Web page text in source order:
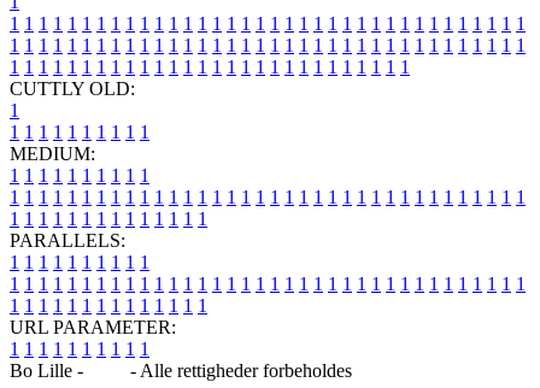
1 1 1 1 1 1 1 1 1 1 1 1 1 1 1 1 1 1 1 1 1 1 1 1 1 1 1 1 1 1 1 1 1 1 1 1
1 1 1 1 1 1 1 1 1 1 1 1 1 1 1 1 1 1 1 1 1 1 1 1 1 1 1 1 1 1 1 1 1 1 1 1
1 1 1 1 1 1 1 1 1 1 1 1 1 1 1 1 1 1 1 1 1 1 1 1 1 1 1 1
CUTTLY OLD:
1
1 1 1 1 1 1 1 1 1 1
MEDIUM:
1 1 1 1 1 1 1 1 1 1
1 1 1 1 1 1 1 1 1 1 1 1 1 1 1 1 1 1 1 1 1 1 1 1 1 1 1 1 1 1 1 1 1 1 1 1
1 1 1 1 1 1 1 1 1 1 1 1 1 1
PARALLELS:
1 1 1 1 1 1 1 1 1 1
1 1 1 1 1 1 1 1 1 1 1 1 1 1 1 1 1 1 1 1 1 1 1 1 1 1 1 1 1 1 1 1 1 1 1 1
1 1 1 1 1 1 1 1 1 1 1 1 1 1
URL PARAMETER:
1 1 1 1 1 1 1 1 1 1
Bo Lille -
- Alle rettigheder forbeholdes